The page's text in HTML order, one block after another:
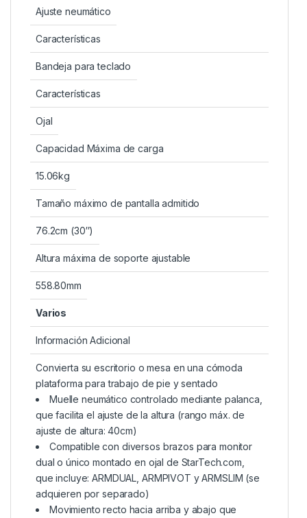
Ajuste neumático
Características
Bandeja para teclado
Características
Ojal
Capacidad Máxima de carga
15.06kg
Tamaño máximo de pantalla admitido
76.2cm (30″)
Altura máxima de soporte ajustable
558.80mm
Varios
Información Adicional
Convierta su escritorio o mesa en una cómoda
plataforma para trabajo de pie y sentado
Muelle neumático controlado mediante palanca,
que facilita el ajuste de la altura (rango máx. de
ajuste de altura: 40cm)
Compatible con diversos brazos para monitor
dual o único montado en ojal de StarTech.com,
que incluye: ARMDUAL, ARMPIVOT y ARMSLIM (se
adquieren por separado)
Movimiento recto hacia arriba y abajo que